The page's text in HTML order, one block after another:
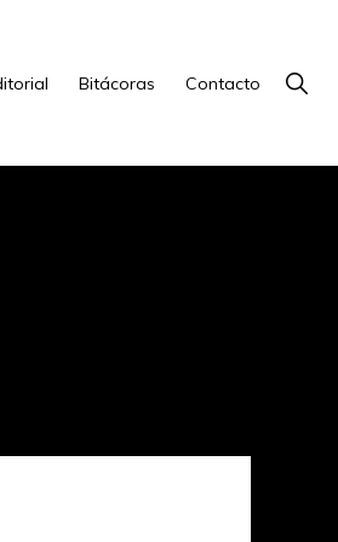
Bitácoras Contacto Show